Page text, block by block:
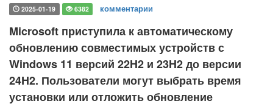
2025-01-19 6382 комментарии
Microsoft приступила к автоматическому
обновлению совместимых устройств с
Windows 11 версий 22H2 и 23H2 до версии
24H2. Пользователи могут выбрать время
установки или отложить обновление